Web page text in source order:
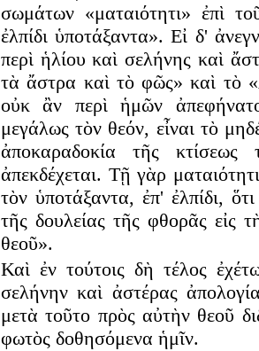
σωμάτων «ματαιότητι» ἐπὶ
ἐλπίδι ὑποτάξαντα». Εἰ δ'
περὶ ἡλίου καὶ σελήνης καὶ
τὰ ἄστρα καὶ τὸ φῶς» καὶ τὸ
οὐκ ἂν περὶ ἡμῶν
μεγάλως τὸν θεόν, εἶναι τὸ
ἀποκαραδοκία τῆς
ἀπεκδέχεται. Τῇ γὰρ
τὸν ὑποτάξαντα, ἐπ' ἐλπίδι,
τῆς δουλείας τῆς φθορᾶς εἰς
θεοῦ».
Καὶ ἐν τούτοις δὴ τέλος
σελήνην καὶ ἀστέρας
μετὰ τοῦτο πρὸς αὐτὴν θεοῦ
φωτὸς δοθησόμενα ἡμῖν.